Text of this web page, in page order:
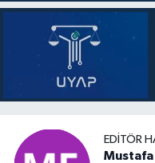
EDITÖR
Mustafa